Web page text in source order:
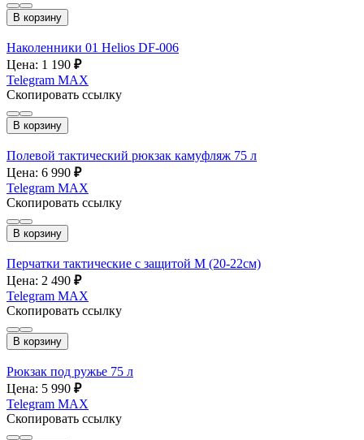
В корзину
Наколенники 01 Helios DF-006
Цена: 1 190 ₽
Telegram MAX
Скопировать ссылку
В корзину
Полевой тактический рюкзак камуфляж 75 л
Цена: 6 990 ₽
Telegram MAX
Скопировать ссылку
В корзину
Перчатки тактические с защитой М (20-22см)
Цена: 2 490 ₽
Telegram MAX
Скопировать ссылку
В корзину
Рюкзак под ружье 75 л
Цена: 5 990 ₽
Telegram MAX
Скопировать ссылку